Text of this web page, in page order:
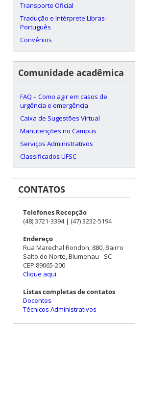
Transporte Oficial
Tradução e Intérprete Libras-
Português
Convênios
Comunidade acadêmica
FAQ – Como agir em casos de
urgência e emergência
Caixa de Sugestões Virtual
Manutenções no Campus
Serviços Administrativos
Classificados UFSC
CONTATOS
Telefones Recepção
(48) 3721-3394 | (47) 3232-5194
Endereço
Rua Marechal Rondon, 880, Bairro
Salto do Norte, Blumenau - SC
CEP 89065-200
Clique aqui
Listas completas de contatos
Docentes
Técnicos Administrativos